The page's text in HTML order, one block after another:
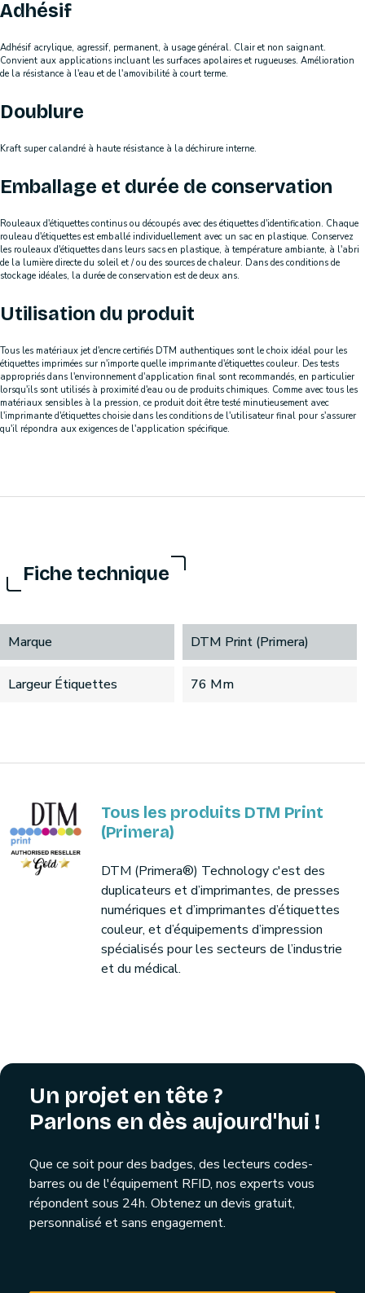
Adhésif
Adhésif acrylique, agressif, permanent, à usage général. Clair et non saignant.
Convient aux applications incluant les surfaces apolaires et rugueuses. Amélioration
de la résistance à l'eau et de l'amovibilité à court terme.
Doublure
Kraft super calandré à haute résistance à la déchirure interne.
Emballage et durée de conservation
Rouleaux d'étiquettes continus ou découpés avec des étiquettes d'identification. Chaque
rouleau d'étiquettes est emballé individuellement avec un sac en plastique. Conservez
les rouleaux d'étiquettes dans leurs sacs en plastique, à température ambiante, à l'abri
de la lumière directe du soleil et / ou des sources de chaleur. Dans des conditions de
stockage idéales, la durée de conservation est de deux ans.
Utilisation du produit
Tous les matériaux jet d'encre certifiés DTM authentiques sont le choix idéal pour les
étiquettes imprimées sur n'importe quelle imprimante d'étiquettes couleur. Des tests
appropriés dans l'environnement d'application final sont recommandés, en particulier
lorsqu'ils sont utilisés à proximité d'eau ou de produits chimiques. Comme avec tous les
matériaux sensibles à la pression, ce produit doit être testé minutieusement avec
l'imprimante d'étiquettes choisie dans les conditions de l'utilisateur final pour s'assurer
qu'il répondra aux exigences de l'application spécifique.
Fiche technique
Marque DTM Print (Primera)
Largeur Étiquettes 76 Mm
Tous les produits DTM Print
(Primera)
DTM (Primera®) Technology c'est des
duplicateurs et d’imprimantes, de presses
numériques et d’imprimantes d’étiquettes
couleur, et d’équipements d’impression
spécialisés pour les secteurs de l’industrie
et du médical.
Un projet en tête ?
Parlons en dès aujourd'hui !
Que ce soit pour des badges, des lecteurs codes-
barres ou de l'équipement RFID, nos experts vous
répondent sous 24h. Obtenez un devis gratuit,
personnalisé et sans engagement.